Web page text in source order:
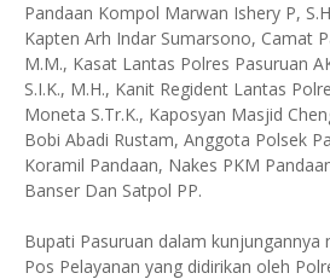
Pandaan Kompol Marwan Ishery P,
Kapten Arh Indar Sumarsono, Camat
M.M., Kasat Lantas Polres Pasuruan
S.I.K., M.H., Kanit Regident Lantas
Moneta S.Tr.K., Kaposyan Masjid
Bobi Abadi Rustam, Anggota Polsek
Koramil Pandaan, Nakes PKM
Banser Dan Satpol PP.
Bupati Pasuruan dalam kunjungannya
Pos Pelayanan yang didirikan oleh